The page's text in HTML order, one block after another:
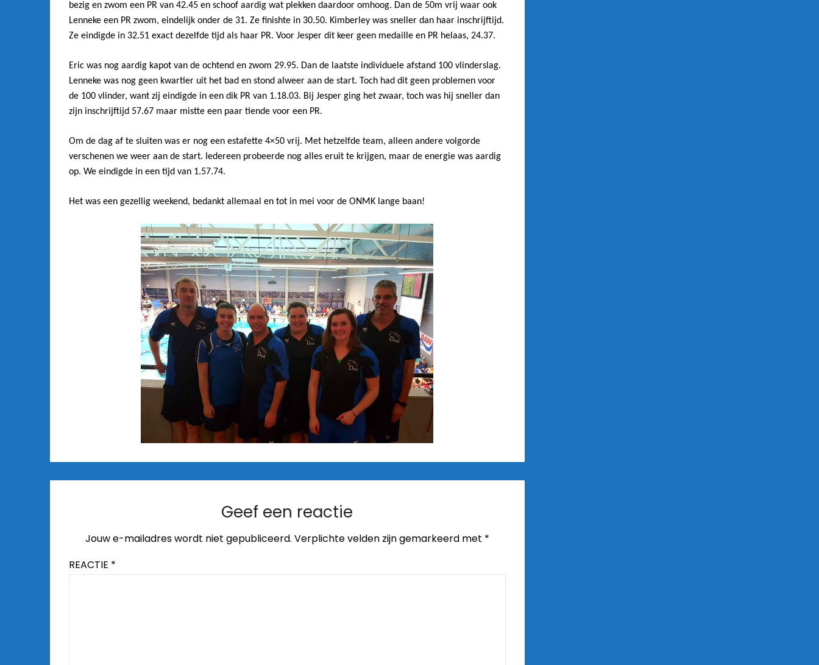
bezig en zwom een PR van 42.45 en schoof aardig wat plekken daardoor omhoog. Dan de 50m vrij waar ook
Lenneke een PR zwom, eindelijk onder de 31. Ze finishte in 30.50. Kimberley was sneller dan haar inschrijftijd.
Ze eindigde in 32.51 exact dezelfde tijd als haar PR. Voor Jesper dit keer geen medaille en PR helaas, 24.37.
Eric was nog aardig kapot van de ochtend en zwom 29.95. Dan de laatste individuele afstand 100 vlinderslag.
Lenneke was nog geen kwartier uit het bad en stond alweer aan de start. Toch had dit geen problemen voor
de 100 vlinder, want zij eindigde in een dik PR van 1.18.03. Bij Jesper ging het zwaar, toch was hij sneller dan
zijn inschrijftijd 57.67 maar mistte een paar tiende voor een PR.
Om de dag af te sluiten was er nog een estafette 4×50 vrij. Met hetzelfde team, alleen andere volgorde
verschenen we weer aan de start. Iedereen probeerde nog alles eruit te krijgen, maar de energie was aardig
op. We eindigde in een tijd van 1.57.74.
Het was een gezellig weekend, bedankt allemaal en tot in mei voor de ONMK lange baan!
Geef een reactie
Jouw e-mailadres wordt niet gepubliceerd. Verplichte velden zijn gemarkeerd met *
REACTIE *